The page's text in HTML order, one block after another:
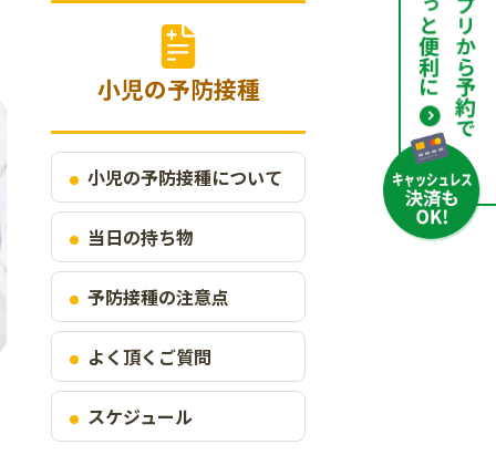
小児の予防接種
小児の予防接種について
当日の持ち物
予防接種の注意点
よく頂くご質問
スケジュール